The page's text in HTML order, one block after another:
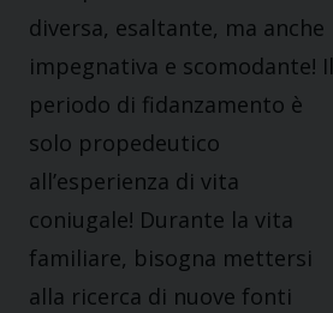
diversa, esaltante, ma anche
impegnativa e scomodante! Il
periodo di fidanzamento è
solo propedeutico
all’esperienza di vita
coniugale! Durante la vita
familiare, bisogna mettersi
alla ricerca di nuove fonti